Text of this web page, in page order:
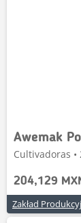
Awemak
Cultivadoras •
204,129